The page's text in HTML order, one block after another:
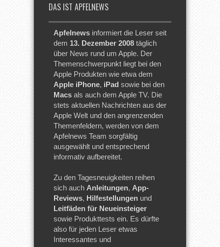
DAS IST APFELNEWS
Apfelnews informiert die Leser seit
dem 13. Dezember 2008 täglich
über News rund um Apple. Der
Themenschwerpunkt liegt bei den
Apple Produkten wie etwa dem
Apple iPhone, iPad sowie bei den
Macs als auch dem Apple TV. Die
stets aktuellen Nachrichten aus der
Apple Welt und den angrenzenden
Themenfeldern, werden von dem
Apfelnews Team sorgfältig
ausgewählt und entsprechend
informativ aufbereitet.
Zu den Tagesneuigkeiten reihen
sich auch Anleitungen, App-
Reviews, Hilfestellungen und
Leitfäden für Neueinsteiger
sowie Produkttests ein. Es dürfte
also für jeden Leser etwas
Interessantes und